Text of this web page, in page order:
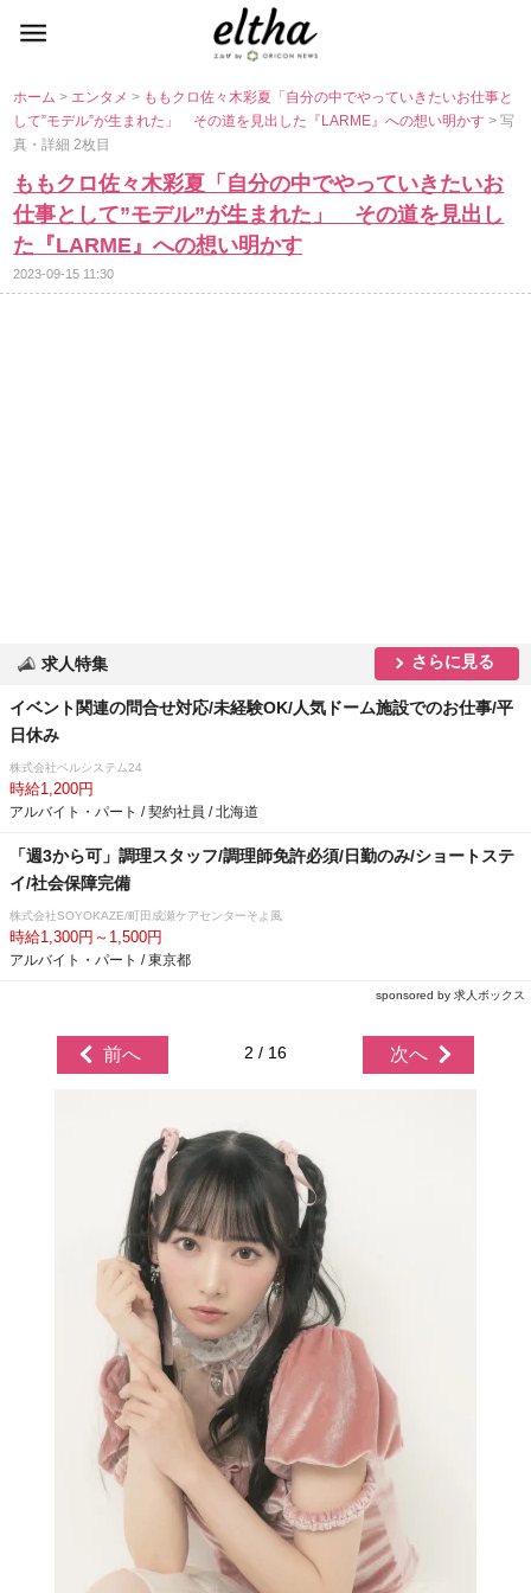
ホーム> エンタメ> ももクロ佐々木彩夏「自分の中でやっていきたいお仕事と
して”モデル”が生まれた」 その道を見出した『LARME』への想い明かす> 写
真・詳細 2枚目
ももクロ佐々木彩夏「自分の中でやっていきたいお
仕事として”モデル”が生まれた」 その道を見出し
た『LARME』への想い明かす
2023-09-15 11:30
求人特集 さらに見る
イベント関連の問合せ対応/未経験OK/人気ドーム施設でのお仕事/平
日休み
株式会社ベルシステム24
時給1,200円
アルバイト・パート / 契約社員 / 北海道
「週3から可」調理スタッフ/調理師免許必須/日勤のみ/ショートステ
イ/社会保障完備
株式会社SOYOKAZE/町田成瀬ケアセンターそよ風
時給1,300円～1,500円
アルバイト・パート / 東京都
sponsored by 求人ボックス
前へ 2 / 16 次へ